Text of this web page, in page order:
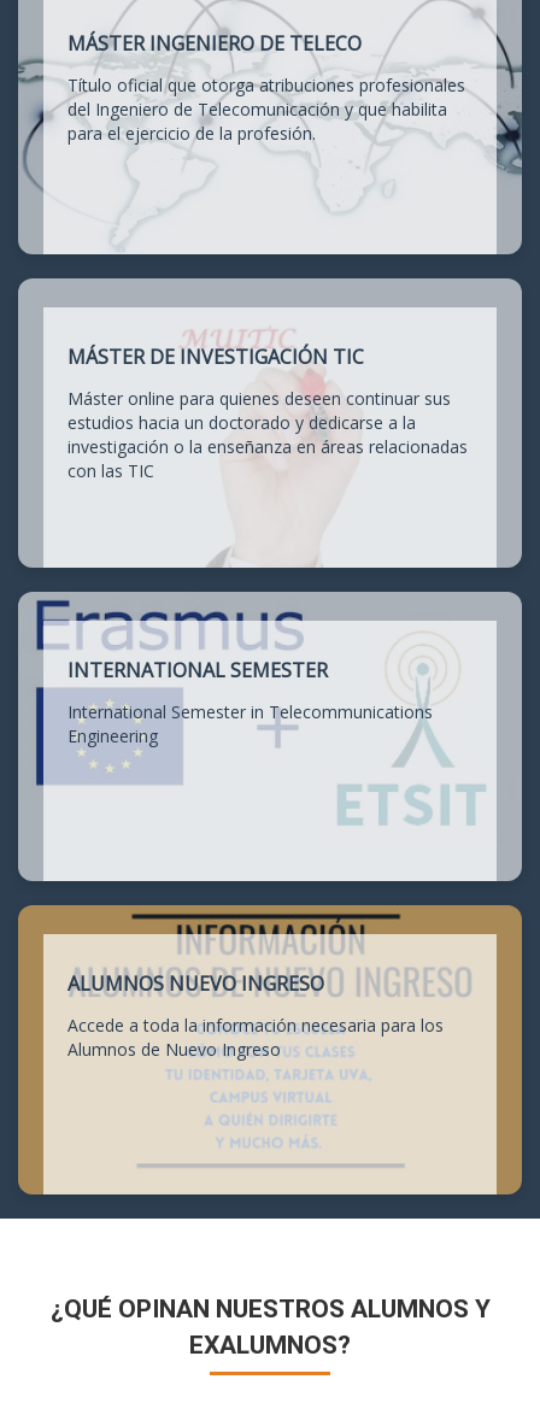
MÁSTER INGENIERO DE TELECO
Título oficial que otorga atribuciones profesionales
del Ingeniero de Telecomunicación y que habilita
para el ejercicio de la profesión.
MÁSTER DE INVESTIGACIÓN TIC
Máster online para quienes deseen continuar sus
estudios hacia un doctorado y dedicarse a la
investigación o la enseñanza en áreas relacionadas
con las TIC
INTERNATIONAL SEMESTER
International Semester in Telecommunications
Engineering
ALUMNOS NUEVO INGRESO
Accede a toda la información necesaria para los
Alumnos de Nuevo Ingreso
¿QUÉ OPINAN NUESTROS ALUMNOS Y
EXALUMNOS?